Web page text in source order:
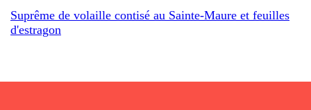
Suprême de volaille contisé au Sainte-Maure et feuilles
d'estragon